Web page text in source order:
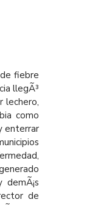
fiebre
llegÃ³
lechero,
como
enterrar
de